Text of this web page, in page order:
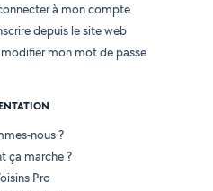
à mon compte
depuis le site web
mon mot de passe
nous ?
ça marche ?
Pro